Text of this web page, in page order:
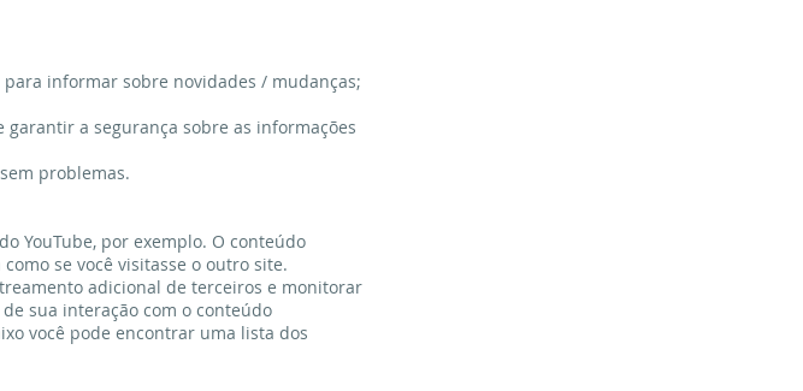
informar sobre novidades / mudanças;
a segurança sobre as informações
problemas.
YouTube, por exemplo. O conteúdo
se você visitasse o outro site.
adicional de terceiros e monitorar
sua interação com o conteúdo
você pode encontrar uma lista dos